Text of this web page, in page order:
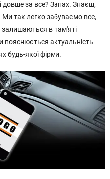
за все? Запах. Знаєш,
так легко забуваємо все,
залишаються в пам'яті
актуальність
будь-якої фірми.